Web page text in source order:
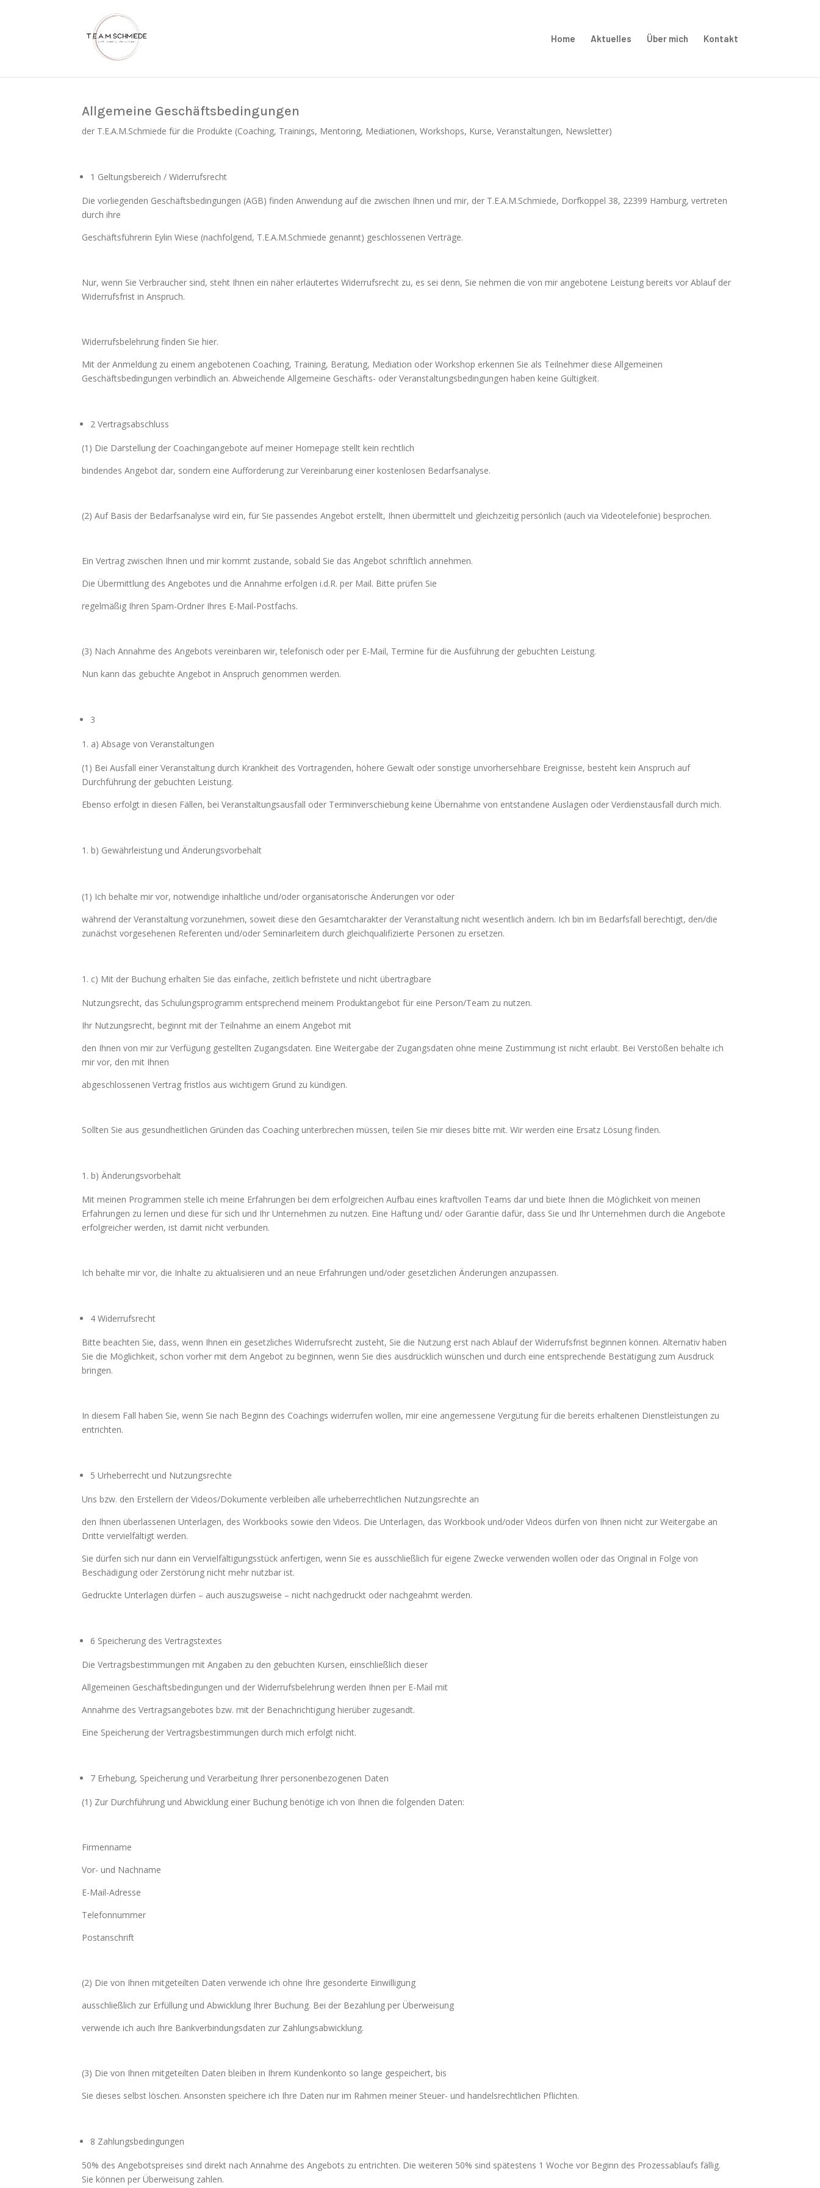
Home Aktuelles Über mich Kontakt
Allgemeine Geschäftsbedingungen
der T.E.A.M.Schmiede für die Produkte (Coaching, Trainings, Mentoring, Mediationen, Workshops, Kurse, Veranstaltungen, Newsletter)
1 Geltungsbereich / Widerrufsrecht
Die vorliegenden Geschäftsbedingungen (AGB) finden Anwendung auf die zwischen Ihnen und mir, der T.E.A.M.Schmiede, Dorfkoppel 38, 22399 Hamburg, vertreten
durch ihre
Geschäftsführerin Eylin Wiese (nachfolgend, T.E.A.M.Schmiede genannt) geschlossenen Verträge.
Nur, wenn Sie Verbraucher sind, steht Ihnen ein näher erläutertes Widerrufsrecht zu, es sei denn, Sie nehmen die von mir angebotene Leistung bereits vor Ablauf der
Widerrufsfrist in Anspruch.
Widerrufsbelehrung finden Sie hier.
Mit der Anmeldung zu einem angebotenen Coaching, Training, Beratung, Mediation oder Workshop erkennen Sie als Teilnehmer diese Allgemeinen
Geschäftsbedingungen verbindlich an. Abweichende Allgemeine Geschäfts- oder Veranstaltungsbedingungen haben keine Gültigkeit.
2 Vertragsabschluss
(1) Die Darstellung der Coachingangebote auf meiner Homepage stellt kein rechtlich
bindendes Angebot dar, sondern eine Aufforderung zur Vereinbarung einer kostenlosen Bedarfsanalyse.
(2) Auf Basis der Bedarfsanalyse wird ein, für Sie passendes Angebot erstellt, Ihnen übermittelt und gleichzeitig persönlich (auch via Videotelefonie) besprochen.
Ein Vertrag zwischen Ihnen und mir kommt zustande, sobald Sie das Angebot schriftlich annehmen.
Die Übermittlung des Angebotes und die Annahme erfolgen i.d.R. per Mail. Bitte prüfen Sie
regelmäßig Ihren Spam-Ordner Ihres E-Mail-Postfachs.
(3) Nach Annahme des Angebots vereinbaren wir, telefonisch oder per E-Mail, Termine für die Ausführung der gebuchten Leistung.
Nun kann das gebuchte Angebot in Anspruch genommen werden.
3
a) Absage von Veranstaltungen
(1) Bei Ausfall einer Veranstaltung durch Krankheit des Vortragenden, höhere Gewalt oder sonstige unvorhersehbare Ereignisse, besteht kein Anspruch auf
Durchführung der gebuchten Leistung.
Ebenso erfolgt in diesen Fällen, bei Veranstaltungsausfall oder Terminverschiebung keine Übernahme von entstandene Auslagen oder Verdienstausfall durch mich.
b) Gewährleistung und Änderungsvorbehalt
(1) Ich behalte mir vor, notwendige inhaltliche und/oder organisatorische Änderungen vor oder
während der Veranstaltung vorzunehmen, soweit diese den Gesamtcharakter der Veranstaltung nicht wesentlich ändern. Ich bin im Bedarfsfall berechtigt, den/die
zunächst vorgesehenen Referenten und/oder Seminarleitern durch gleichqualifizierte Personen zu ersetzen.
c) Mit der Buchung erhalten Sie das einfache, zeitlich befristete und nicht übertragbare
Nutzungsrecht, das Schulungsprogramm entsprechend meinem Produktangebot für eine Person/Team zu nutzen.
Ihr Nutzungsrecht, beginnt mit der Teilnahme an einem Angebot mit
den Ihnen von mir zur Verfügung gestellten Zugangsdaten. Eine Weitergabe der Zugangsdaten ohne meine Zustimmung ist nicht erlaubt. Bei Verstößen behalte ich
mir vor, den mit Ihnen
abgeschlossenen Vertrag fristlos aus wichtigem Grund zu kündigen.
Sollten Sie aus gesundheitlichen Gründen das Coaching unterbrechen müssen, teilen Sie mir dieses bitte mit. Wir werden eine Ersatz Lösung finden.
b) Änderungsvorbehalt
Mit meinen Programmen stelle ich meine Erfahrungen bei dem erfolgreichen Aufbau eines kraftvollen Teams dar und biete Ihnen die Möglichkeit von meinen
Erfahrungen zu lernen und diese für sich und Ihr Unternehmen zu nutzen. Eine Haftung und/ oder Garantie dafür, dass Sie und Ihr Unternehmen durch die Angebote
erfolgreicher werden, ist damit nicht verbunden.
Ich behalte mir vor, die Inhalte zu aktualisieren und an neue Erfahrungen und/oder gesetzlichen Änderungen anzupassen.
4 Widerrufsrecht
Bitte beachten Sie, dass, wenn Ihnen ein gesetzliches Widerrufsrecht zusteht, Sie die Nutzung erst nach Ablauf der Widerrufsfrist beginnen können. Alternativ haben
Sie die Möglichkeit, schon vorher mit dem Angebot zu beginnen, wenn Sie dies ausdrücklich wünschen und durch eine entsprechende Bestätigung zum Ausdruck
bringen.
In diesem Fall haben Sie, wenn Sie nach Beginn des Coachings widerrufen wollen, mir eine angemessene Vergütung für die bereits erhaltenen Dienstleistungen zu
entrichten.
5 Urheberrecht und Nutzungsrechte
Uns bzw. den Erstellern der Videos/Dokumente verbleiben alle urheberrechtlichen Nutzungsrechte an
den Ihnen überlassenen Unterlagen, des Workbooks sowie den Videos. Die Unterlagen, das Workbook und/oder Videos dürfen von Ihnen nicht zur Weitergabe an
Dritte vervielfältigt werden.
Sie dürfen sich nur dann ein Vervielfältigungsstück anfertigen, wenn Sie es ausschließlich für eigene Zwecke verwenden wollen oder das Original in Folge von
Beschädigung oder Zerstörung nicht mehr nutzbar ist.
Gedruckte Unterlagen dürfen – auch auszugsweise – nicht nachgedruckt oder nachgeahmt werden.
6 Speicherung des Vertragstextes
Die Vertragsbestimmungen mit Angaben zu den gebuchten Kursen, einschließlich dieser
Allgemeinen Geschäftsbedingungen und der Widerrufsbelehrung werden Ihnen per E-Mail mit
Annahme des Vertragsangebotes bzw. mit der Benachrichtigung hierüber zugesandt.
Eine Speicherung der Vertragsbestimmungen durch mich erfolgt nicht.
7 Erhebung, Speicherung und Verarbeitung Ihrer personenbezogenen Daten
(1) Zur Durchführung und Abwicklung einer Buchung benötige ich von Ihnen die folgenden Daten:
Firmenname
Vor- und Nachname
E-Mail-Adresse
Telefonnummer
Postanschrift
(2) Die von Ihnen mitgeteilten Daten verwende ich ohne Ihre gesonderte Einwilligung
ausschließlich zur Erfüllung und Abwicklung Ihrer Buchung. Bei der Bezahlung per Überweisung
verwende ich auch Ihre Bankverbindungsdaten zur Zahlungsabwicklung.
(3) Die von Ihnen mitgeteilten Daten bleiben in Ihrem Kundenkonto so lange gespeichert, bis
Sie dieses selbst löschen. Ansonsten speichere ich Ihre Daten nur im Rahmen meiner Steuer- und handelsrechtlichen Pflichten.
8 Zahlungsbedingungen
50% des Angebotspreises sind direkt nach Annahme des Angebots zu entrichten. Die weiteren 50% sind spätestens 1 Woche vor Beginn des Prozessablaufs fällig.
Sie können per Überweisung zahlen.